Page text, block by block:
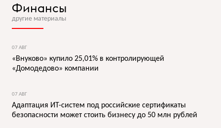
Финансы
другие материалы
07 АВГ
«Внуково» купило 25,01% в контролирующей
«Домодедово» компании
07 АВГ
Адаптация ИТ-систем под российские сертификаты
безопасности может стоить бизнесу до 50 млн рублей